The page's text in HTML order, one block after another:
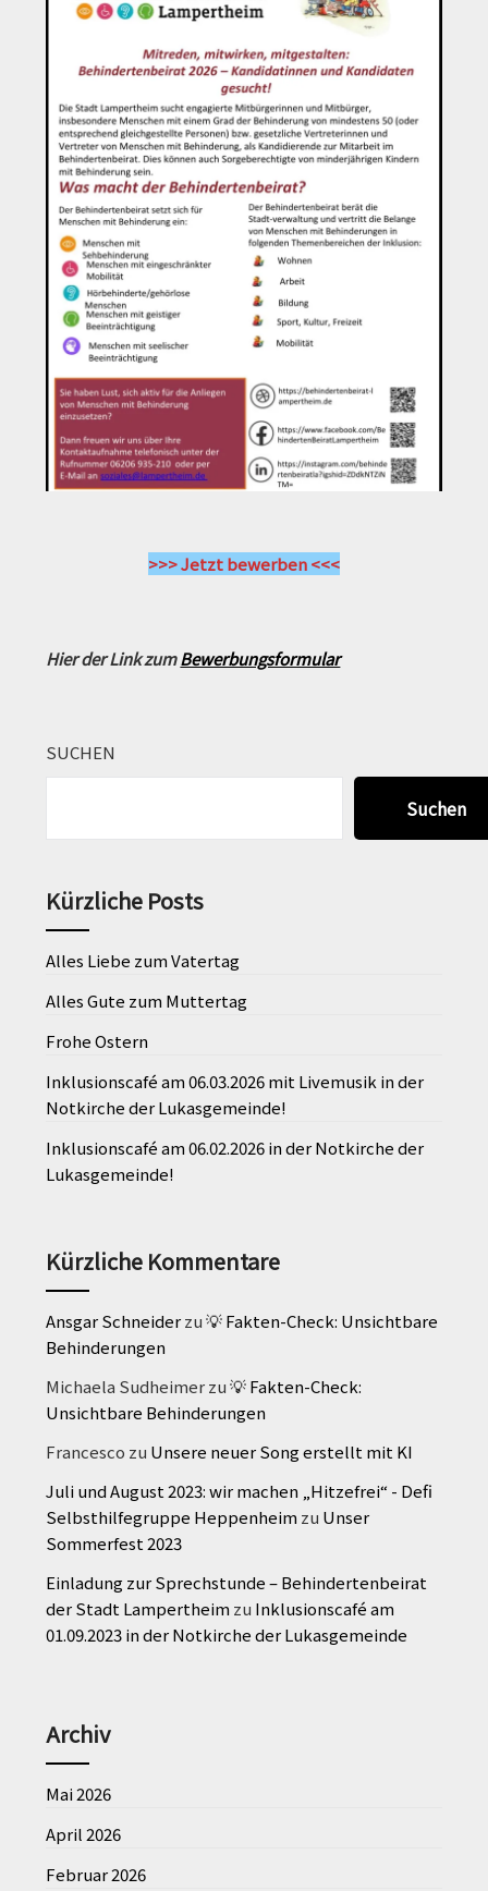
>>> Jetzt bewerben <<<
Hier der Link zumBewerbungsformular
SUCHEN
Suchen
Kürzliche Posts
Alles Liebe zum Vatertag
Alles Gute zum Muttertag
Frohe Ostern
Inklusionscafé am 06.03.2026 mit Livemusik in der
Notkirche der Lukasgemeinde!
Inklusionscafé am 06.02.2026 in der Notkirche der
Lukasgemeinde!
Kürzliche Kommentare
Ansgar Schneiderzu💡 Fakten-Check: Unsichtbare
Behinderungen
Michaela Sudheimerzu💡 Fakten-Check:
Unsichtbare Behinderungen
Francesco zu Unsere neuer Song erstellt mit KI
Juli und August 2023: wir machen „Hitzefrei“ - Defi
Selbsthilfegruppe Heppenheim zu Unser
Sommerfest 2023
Einladung zur Sprechstunde – Behindertenbeirat
der Stadt Lampertheim zu Inklusionscafé am
01.09.2023 in der Notkirche der Lukasgemeinde
Archiv
Mai 2026
April 2026
Februar 2026